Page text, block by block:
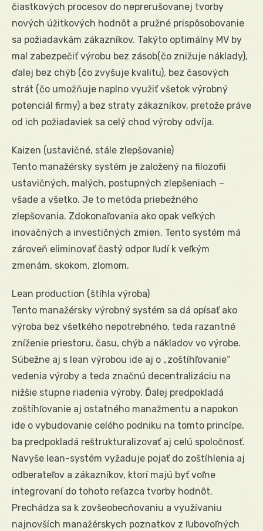
čiastkových procesov do neprerušovanej tvorby
nových úžitkových hodnôt a pružné prispôsobovanie
sa požiadavkám zákazníkov. Takýto optimálny MV by
mal zabezpečiť výrobu bez zásob(čo znižuje náklady),
ďalej bez chýb (čo zvyšuje kvalitu), bez časových
strát (čo umožňuje naplno využiť všetok výrobný
potenciál firmy) a bez straty zákazníkov, pretože práve
od ich požiadaviek sa celý chod výroby odvíja.
Kaizen (ustavičné, stále zlepšovanie)
Tento manažérsky systém je založený na filozofii
ustavičných, malých, postupných zlepšeniach –
všade a všetko. Je to metóda priebežného
zlepšovania. Zdokonaľovania ako opak veľkých
inovačných a investičných zmien. Tento systém má
zároveň eliminovať častý odpor ľudí k veľkým
zmenám, skokom, zlomom.
Lean production (štíhla výroba)
Tento manažérsky výrobný systém sa dá opísať ako
výroba bez všetkého nepotrebného, teda razantné
zníženie priestoru, času, chýb a nákladov vo výrobe.
Súbežne aj s lean výrobou ide aj o „zoštíhľovanie“
vedenia výroby a teda značnú decentralizáciu na
nižšie stupne riadenia výroby. Ďalej predpokladá
zoštíhľovanie aj ostatného manažmentu a napokon
ide o vybudovanie celého podniku na tomto princípe,
ba predpokladá reštrukturalizovať aj celú spoločnosť.
Navyše lean-systém vyžaduje pojať do zoštíhlenia aj
odberateľov a zákazníkov, ktorí majú byť voľne
integrovaní do tohoto reťazca tvorby hodnôt.
Prechádza sa k zovšeobecňovaniu a využívaniu
najnovších manažérskych poznatkov z ľubovoľných